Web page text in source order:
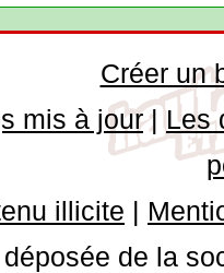
Créer un
mis à jour|Les
illicite |
déposée de la